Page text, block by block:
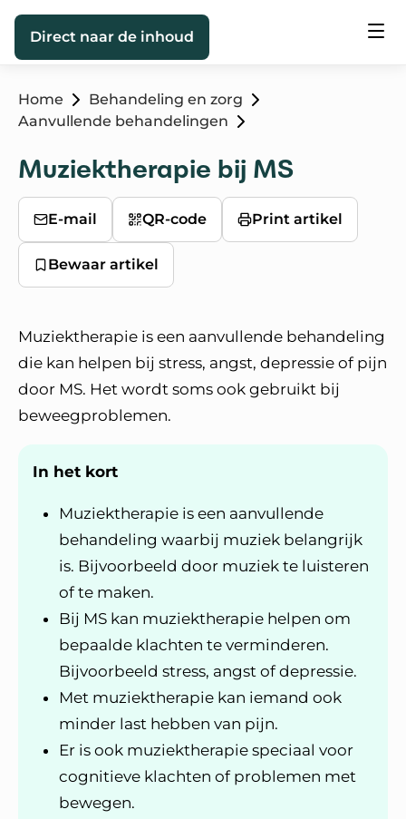
Direct naar de inhoud
Home
Behandeling en zorg
Aanvullende behandelingen
Muziektherapie bij MS
E-mail QR-code Print artikel
Bewaar artikel
Muziektherapie is een aanvullende behandeling
die kan helpen bij stress, angst, depressie of pijn
door MS. Het wordt soms ook gebruikt bij
beweegproblemen.
In het kort
Muziektherapie is een aanvullende
behandeling waarbij muziek belangrijk
is. Bijvoorbeeld door muziek te luisteren
of te maken.
Bij MS kan muziektherapie helpen om
bepaalde klachten te verminderen.
Bijvoorbeeld stress, angst of depressie.
Met muziektherapie kan iemand ook
minder last hebben van pijn.
Er is ook muziektherapie speciaal voor
cognitieve klachten of problemen met
bewegen.